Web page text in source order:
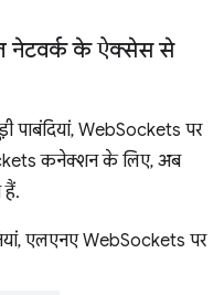
नेटवर्क के ऐक्सेस से
WebSockets पर
कनेक्शन के लिए, अब
हैं.
एलएनए WebSockets पर